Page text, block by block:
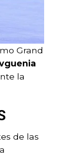
Grand
la
de las